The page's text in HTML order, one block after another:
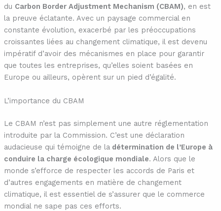
du Carbon Border Adjustment Mechanism (CBAM), en est
la preuve éclatante. Avec un paysage commercial en
constante évolution, exacerbé par les préoccupations
croissantes liées au changement climatique, il est devenu
impératif d’avoir des mécanismes en place pour garantir
que toutes les entreprises, qu’elles soient basées en
Europe ou ailleurs, opèrent sur un pied d’égalité.
L’importance du CBAM
Le CBAM n’est pas simplement une autre réglementation
introduite par la Commission. C’est une déclaration
audacieuse qui témoigne de ladétermination de l’Europe à
conduire la charge écologique mondiale. Alors que le
monde s’efforce de respecter les accords de Paris et
d’autres engagements en matière de changement
climatique, il est essentiel de s’assurer que le commerce
mondial ne sape pas ces efforts.